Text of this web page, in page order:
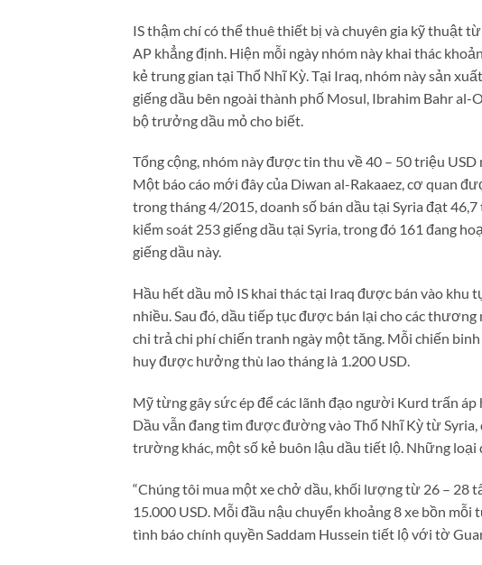
IS thậm chí có thể thuê thiết bị và chuyên gia kỹ thuật
AP khẳng định. Hiện mỗi ngày nhóm này khai thác
kẻ trung gian tại Thổ Nhĩ Kỳ. Tại Iraq, nhóm này sản
giếng dầu bên ngoài thành phố Mosul, Ibrahim Bahr
bộ trưởng dầu mỏ cho biết.
Tổng cộng, nhóm này được tin thu về 40 – 50 triệu
Một báo cáo mới đây của Diwan al-Rakaaez, cơ quan
trong tháng 4/2015, doanh số bán dầu tại Syria đạt 46,7
kiểm soát 253 giếng dầu tại Syria, trong đó 161 đang
giếng dầu này.
Hầu hết dầu mỏ IS khai thác tại Iraq được bán vào
nhiều. Sau đó, dầu tiếp tục được bán lại cho các
chi trả chi phí chiến tranh ngày một tăng. Mỗi chiến
huy được hưởng thù lao tháng là 1.200 USD.
Mỹ từng gây sức ép để các lãnh đạo người Kurd trấn
Dầu vẫn đang tìm được đường vào Thổ Nhĩ Kỳ từ
trường khác, một số kẻ buôn lậu dầu tiết lộ. Những
“Chúng tôi mua một xe chở dầu, khối lượng từ 26 – 28
15.000 USD. Mỗi đầu nậu chuyển khoảng 8 xe bồn mỗi
tình báo chính quyền Saddam Hussein tiết lộ với tờ